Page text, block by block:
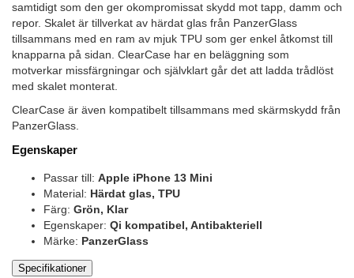
samtidigt som den ger okompromissat skydd mot tapp, damm och
repor. Skalet är tillverkat av härdat glas från PanzerGlass
tillsammans med en ram av mjuk TPU som ger enkel åtkomst till
knapparna på sidan. ClearCase har en beläggning som
motverkar missfärgningar och självklart går det att ladda trådlöst
med skalet monterat.
ClearCase är även kompatibelt tillsammans med skärmskydd från
PanzerGlass.
Egenskaper
Passar till: Apple iPhone 13 Mini
Material: Härdat glas, TPU
Färg: Grön, Klar
Egenskaper: Qi kompatibel, Antibakteriell
Märke: PanzerGlass
Specifikationer